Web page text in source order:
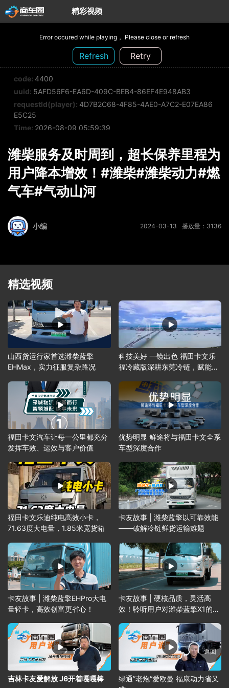
精彩视频
Error occured while playing， Please close or refresh
Refresh Retry
code: 4400
uuid: 5AFD56F6-EA6D-409C-BEB4-86EF4E948AB3
requestId(player): 4D7B2C68-4F85-4AE0-A7C2-E07EA86
E5C25
Time: 2026-08-09 05:59:39
00:00
潍柴服务及时周到，超长保养里程为
用户降本增效！#潍柴#潍柴动力#燃
气车#气动山河
播放量： 3136
2024-03-13
小编
精选视频
山西货运行家首选潍柴蓝擎
EHMax，实力征服复杂路况
科技美好 一镜出色 福田卡文乐
福冷藏版深耕东莞冷链，赋能营
福田卡文汽车让每一公里都充分
发挥车效、运效与客户价值
优势明显 鲜途将与福田卡文全系
车型深度合作
福田卡文乐迪纯电高效小卡，
71.63度大电量，1.85米宽货箱
卡友故事 | 潍柴蓝擎以可靠效能
——破解冷链鲜货运输难题
卡友故事 | 潍柴蓝擎EHPro大电
量轻卡，高效创富更省心！
卡友故事 | 硬核品质，灵活高
效！聆听用户对潍柴蓝擎X1的真
吉林卡友爱解放 J6开着嘎嘎棒
绿通”老炮“爱欧曼 福康动力省又
返回